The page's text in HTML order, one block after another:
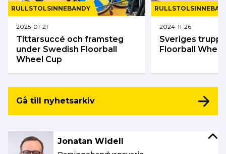
RULLSTOLS­INNEBANDY
2025-01-21
Tittarsuccé och framsteg
under Swedish Floorball
Wheel Cup
2024-11-26
Sveriges trupp
Floorball
Gå till nyhetsarkiv
Jonatan Widell